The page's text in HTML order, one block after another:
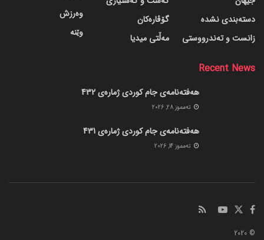
دسته‌بندی نشده
زانست و تەندرووستی
گۆڤاره‌کان
مەڵتی میدیا
وەرزش
وێنە
Recent News
هەفتەنامەی جام کوردی ژمارەی 432
ته‌مموز 28, 2026
هەفتەنامەی جام کوردی ژمارەی 431
ته‌مموز 14, 2026
© 2020